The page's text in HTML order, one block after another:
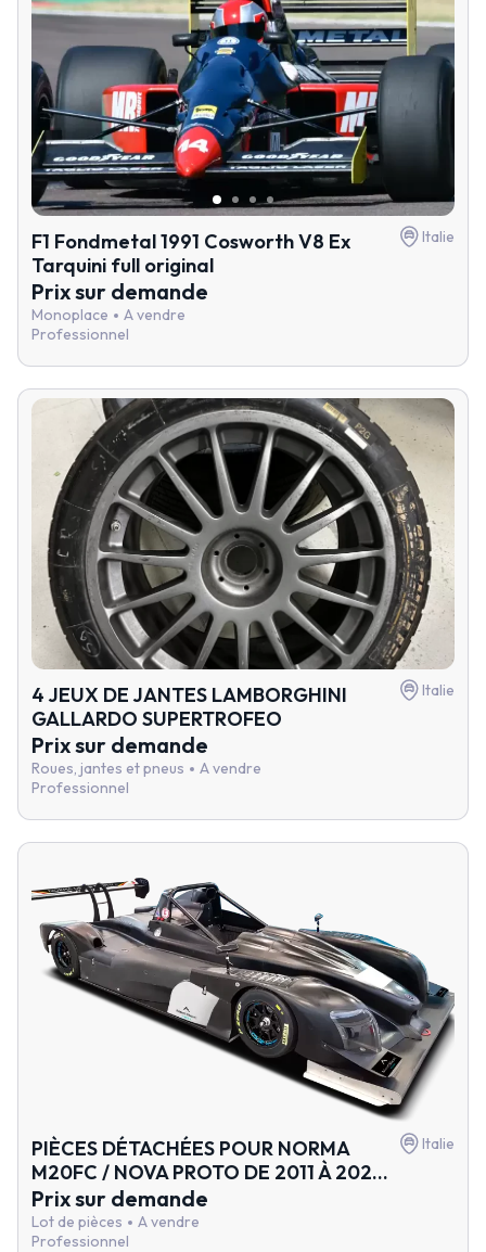
F1 Fondmetal 1991 Cosworth V8 Ex
Tarquini full original
Italie
Prix sur demande
Monoplace
A vendre
Professionnel
4 JEUX DE JANTES LAMBORGHINI
GALLARDO SUPERTROFEO
Italie
Prix sur demande
Roues, jantes et pneus
A vendre
Professionnel
PIÈCES DÉTACHÉES POUR NORMA
M20FC / NOVA PROTO DE 2011 À 202...
Italie
Prix sur demande
Lot de pièces
A vendre
Professionnel